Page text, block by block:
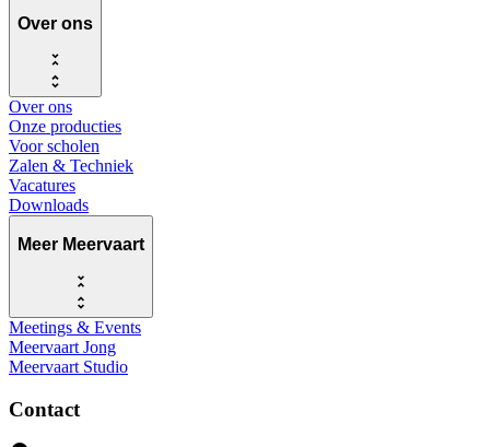
Over ons
Over ons
Onze producties
Voor scholen
Zalen & Techniek
Vacatures
Downloads
Meer Meervaart
Meetings & Events
Meervaart Jong
Meervaart Studio
Contact